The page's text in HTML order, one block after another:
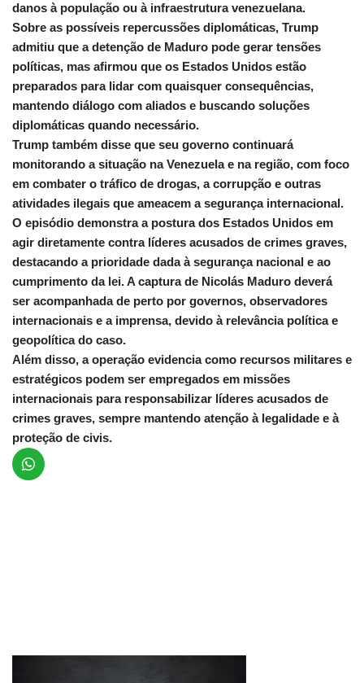
danos à população ou à infraestrutura venezuelana.
Sobre as possíveis repercussões diplomáticas, Trump
admitiu que a detenção de Maduro pode gerar tensões
políticas, mas afirmou que os Estados Unidos estão
preparados para lidar com quaisquer consequências,
mantendo diálogo com aliados e buscando soluções
diplomáticas quando necessário.
Trump também disse que seu governo continuará
monitorando a situação na Venezuela e na região, com foco
em combater o tráfico de drogas, a corrupção e outras
atividades ilegais que ameacem a segurança internacional.
O episódio demonstra a postura dos Estados Unidos em
agir diretamente contra líderes acusados de crimes graves,
destacando a prioridade dada à segurança nacional e ao
cumprimento da lei. A captura de Nicolás Maduro deverá
ser acompanhada de perto por governos, observadores
internacionais e a imprensa, devido à relevância política e
geopolítica do caso.
Além disso, a operação evidencia como recursos militares e
estratégicos podem ser empregados em missões
internacionais para responsabilizar líderes acusados de
crimes graves, sempre mantendo atenção à legalidade e à
proteção de civis.